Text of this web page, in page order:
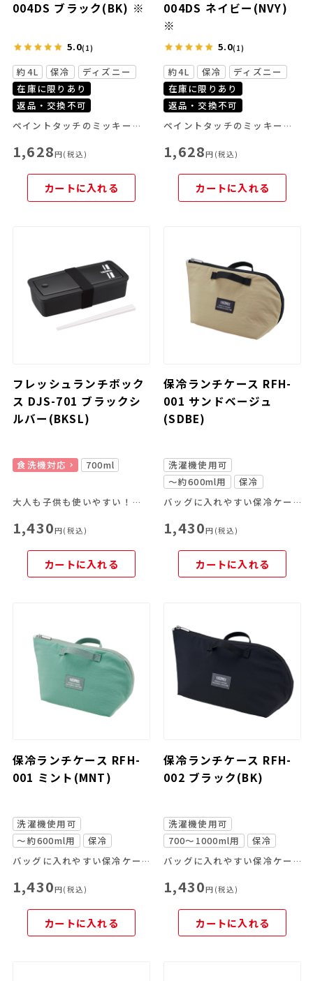
004DS ブラック(BK) ※
5.0(1)
約4L 保冷
ディズニー
在庫に限りあり
返品・交換不可
ペイントタッチのミッキーやライン画のプーさんをあしらった大人でも持ちやすいデザインの保冷ランチバッグ！
1,628円(税込)
カートに入れる
004DS ネイビー(NVY)
※
5.0(1)
約4L 保冷
ディズニー
在庫に限りあり
返品・交換不可
ペイントタッチのミッキーやライン画のプーさんをあしらった大人でも持ちやすいデザインの保冷ランチバッグ！
1,628円(税込)
カートに入れる
フレッシュランチボック
ス DJS-701 ブラックシ
ルバー(BKSL)
食洗機対応 700ml
大人も子供も使いやすい！ハシ付きのお弁当箱
1,430円(税込)
カートに入れる
保冷ランチケース RFH-
001 サンドベージュ
(SDBE)
洗濯機使用可
～約600ml用
保冷
バッグに入れやすい保冷ケース！
1,430円(税込)
カートに入れる
保冷ランチケース RFH-
001 ミント(MNT)
洗濯機使用可
～約600ml用
保冷
バッグに入れやすい保冷ケース！
1,430円(税込)
カートに入れる
保冷ランチケース RFH-
002 ブラック(BK)
洗濯機使用可
700～1000ml用
保冷
バッグに入れやすい保冷ケース！
1,430円(税込)
カートに入れる